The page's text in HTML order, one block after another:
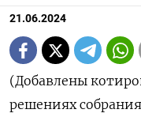
21.06.2024
(Добавлены
решениях